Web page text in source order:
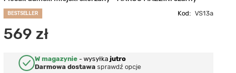
BESTSELLER Kod: VS13a
569 zł
W magazynie -wysyłkajutro
Darmowa dostawa sprawdź opcje